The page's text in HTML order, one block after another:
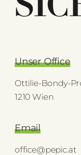
Unser Office
Ottilie-Bondy-
1210 Wien
Email
office@pepic.at